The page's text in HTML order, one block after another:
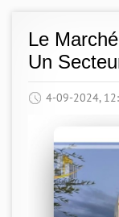
Le
Un
4-09-2024,